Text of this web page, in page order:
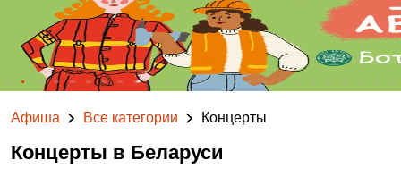
Афиша Все категории Концерты
Концерты в Беларуси